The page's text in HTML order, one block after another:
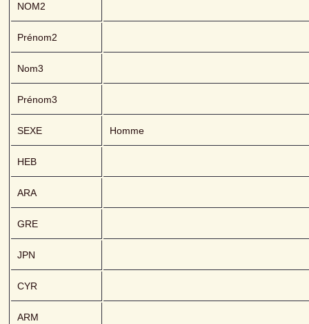
NOM2
Prénom2
Nom3
Prénom3
SEXE Homme
HEB
ARA
GRE
JPN
CYR
ARM